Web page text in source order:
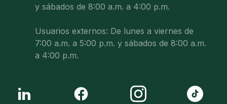
y sábados de 8:00 a.m. a 4:00 p.m.
Usuarios externos: De lunes a viernes de
7:00 a.m. a 5:00 p.m. y sábados de 8:00 a.m.
a 4:00 p.m.